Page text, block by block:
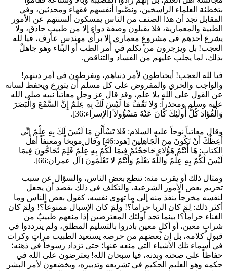
بتخطئة العلماء الراسخين، ونصَّبوا أنفسهم فقهاء ومحدثين، وفي
المقابل تجد أن هذا الصنف من الناس يمسكون ألسنتهم عن الأمور
الطبية والمعمارية، فلا يقبلون وصفة دواءٍ إلا من طبيبٍ حاذق، ولا
يشرع أحدهم في مشروعٍ معماري إلا برأي مهندسٍ عارف، فيا لله
العجب! بل ويزجرون من تكلم في أمر الطب أو البناء وهو جاهلٌ
بذلك، لما يجلب عليهم من الفساد والتناقض.
فيا لله العجب! أيحتاطون لأمر دنياهم، ويفرطون في أمر دينهم!
والواجب والحري والمفروض على كل مسلم أن يتورع ويحفظ لسانه
عن القول على الله بلا علم، وقد قال عز وجل معاتباً نبيه صلى الله
عليه وسلم ومحذراً: وَلا تَقْفُ مَا لَيْسَ لَكَ بِهِ عِلْمٌ إِنَّ السَّمْعَ وَالْبَصَرَ
وَالْفُؤَادَ كُلُّ أُولَئِكَ كَانَ عَنْهُ مَسْؤُولاً[الإسراء:36].
وقال معاتباً نوحاً عليه السلام: فَلا تَسْأَلْنِ مَا لَيْسَ لَكَ بِهِ عِلْمٌ إِنِّي
أَعِظُكَ أَنْ تَكُونَ مِنَ الْجَاهِلِينَ
[هود:46] وقال موبخاً ومعنفاً أهل
الكتاب: هَا أَنْتُمْ هَؤُلاءِ حَاجَجْتُمْ فِيمَا لَكُمْ بِهِ عِلْمٌ فَلِمَ تُحَاجُّونَ فِيمَا
لَيْسَ لَكُمْ بِهِ عِلْمٌ وَاللَّهُ يَعْلَمُ وَأَنْتُمْ لا تَعْلَمُونَ [آل عمران:66].
ومثال ذلك أو يقرب منه: تنطع بعض الناس، والسؤال عن سبب
تحريم بعض الأمور الشرعية، والتكلف في ذلك بقصد أن يجعل
لنفسه مخرجاً ينفذ منه إلى ما تهوى نفسه، كقول بعض الناس وما
أكثر ذلك: لِمَ كان الربا حراماً؟! ولِمَ كان الإسبال ممنوعاً؟! ولِمَ كان
الغناء حراماً؟! بينما تجد أولئك المعترضين إذا منعهم طبيبٌ من
شرابٍ معين، أو أكلٍ معين بادروا بالتسليم المطلق، ولم يترددوا في
قبول كلامه، بل إن بعضهم من حرصه يستعيد الطبيب مراتٍ وكرات
في أسماء تلك الأشياء التي منعه عنها؛ حتى تزداد رسوخاً في ذهنه؛
حفاظاً على صحته وبدنه، فيا سبحان الله! يعترضون على الله في
حكمه وهو العليم الحكيم في تشريعه وتدبيره، ويخضعون لأمر البشر